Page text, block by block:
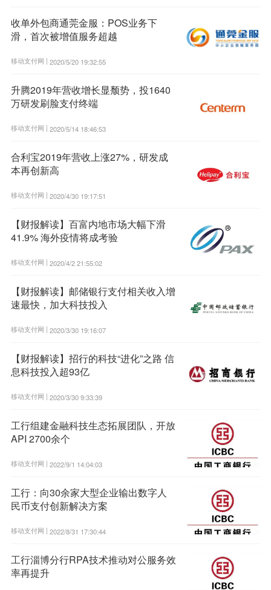
收单外包商通莞金服：POS业务下
滑，首次被增值服务超越
移动支付网 | 2020/5/20 19:32:55
升腾2019年营收增长显颓势，投1640
万研发刷脸支付终端
移动支付网 | 2020/5/14 18:46:53
合利宝2019年营收上涨27%，研发成
本再创新高
移动支付网 | 2020/4/30 19:17:51
【财报解读】百富内地市场大幅下滑
41.9% 海外疫情将成考验
移动支付网 | 2020/4/2 21:55:02
【财报解读】邮储银行支付相关收入增
速最快，加大科技投入
移动支付网 | 2020/3/30 19:16:07
【财报解读】招行的科技“进化”之路 信
息科技投入超93亿
移动支付网 | 2020/3/30 9:33:39
工行组建金融科技生态拓展团队，开放
API 2700余个
移动支付网 | 2022/9/1 14:04:03
工行：向30余家大型企业输出数字人
民币支付创新解决方案
移动支付网 | 2022/8/31 17:30:44
工行淄博分行RPA技术推动对公服务效
率再提升